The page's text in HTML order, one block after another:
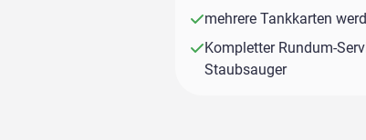
mehrere Tankkarten
Kompletter Rundum-
Staubsauger